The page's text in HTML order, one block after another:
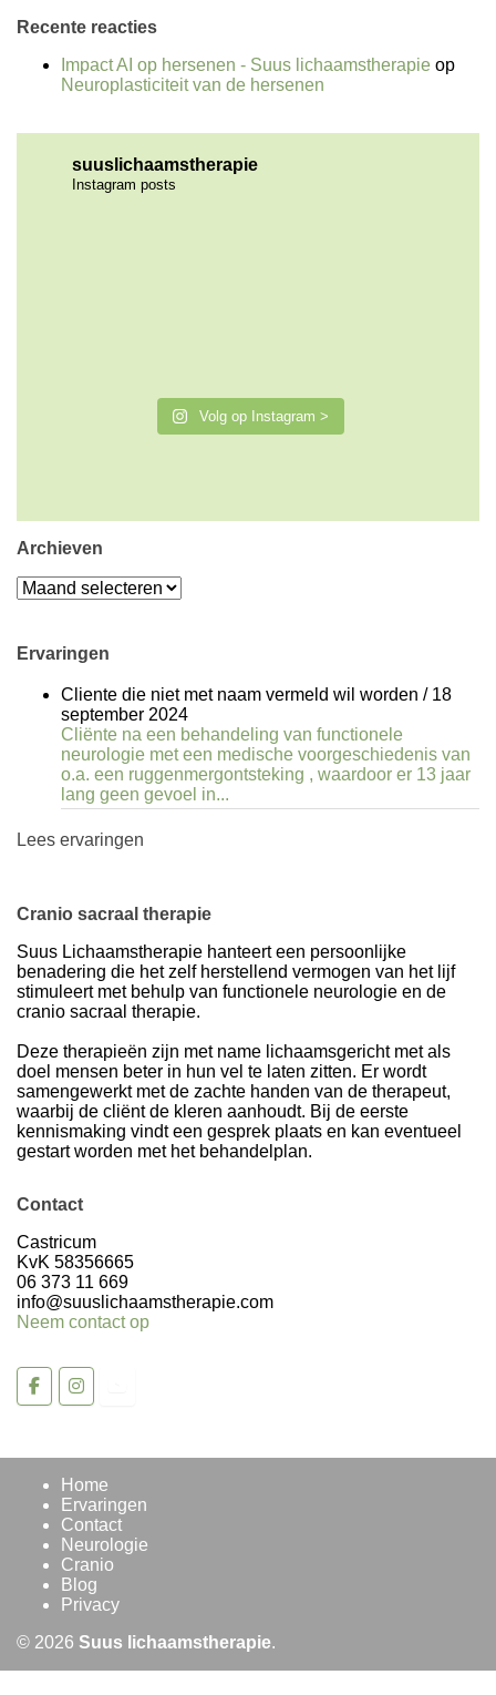
Recente reacties
Impact AI op hersenen - Suus lichaamstherapie op
Neuroplasticiteit van de hersenen
suuslichaamstherapie
Instagram posts
Volg op Instagram >
Archieven
Archieven
Ervaringen
Cliente die niet met naam vermeld wil worden / 18
september 2024
Cliënte na een behandeling van functionele
neurologie met een medische voorgeschiedenis van
o.a. een ruggenmergontsteking , waardoor er 13 jaar
lang geen gevoel in...
Lees ervaringen
Cranio sacraal therapie
Suus Lichaamstherapie hanteert een persoonlijke
benadering die het zelf herstellend vermogen van het lijf
stimuleert met behulp van functionele neurologie en de
cranio sacraal therapie.
Deze therapieën zijn met name lichaamsgericht met als
doel mensen beter in hun vel te laten zitten. Er wordt
samengewerkt met de zachte handen van de therapeut,
waarbij de cliënt de kleren aanhoudt. Bij de eerste
kennismaking vindt een gesprek plaats en kan eventueel
gestart worden met het behandelplan.
Contact
Castricum
KvK 58356665
06 373 11 669
info@suuslichaamstherapie.com
Neem contact op
Home
Ervaringen
Contact
Neurologie
Cranio
Blog
Privacy
© 2026 Suus lichaamstherapie.